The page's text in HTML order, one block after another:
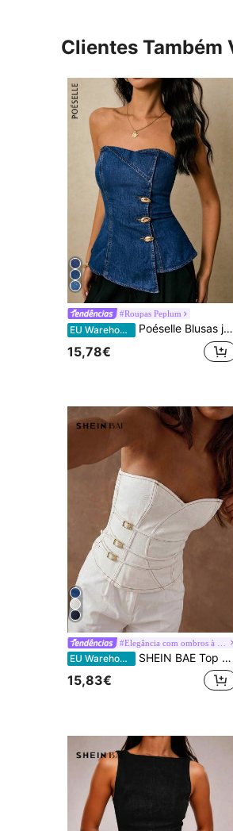
Clientes Também
#Roupas Peplum
EU Warehouse Poéselle Blusas jeans femininas com estrutura assimétrica e botões de metal, blusas femininas azuis, blusas jeans femininas, blusas tomara que caia, blusas tomara que caia jeans, blusas elegantes femininas de verão, botões frontais, bainha assimétrica, blusa jeans, dinheiro antigo, volta às aulas, country, concerto, negócios, casual, blusas femininas para sair, convidadas de casamento, mulheres, Y2K, fofas, estilo western, para mulheres, escritório, para mulheres, trabalho, sair
15,78€
EU Warehouse SHEIN BAE Top bustiê feminino casual e versátil em jeans, com botões e cor sólida.
15,83€